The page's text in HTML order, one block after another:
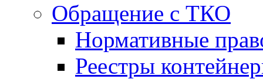
Обращение с ТКО
Нормативные
Реестры